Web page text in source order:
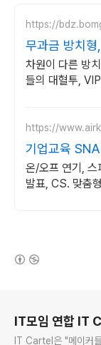
https://
무과금 방치형
차원이 다른 방
들의 대혈투,
https://
기업교육 SNA
온/오프 연기, 스
발표, CS. 맞춤
IT모임 연합 IT
IT Cartel은 "메이커